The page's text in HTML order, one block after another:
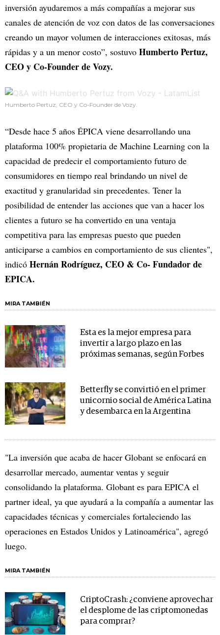
inversión ayudaremos a más compañías a mejorar sus
canales de atención de voz con datos de las conversaciones
creando un mayor volumen de interacciones exitosas, más
rápidas y a un menor costo”, sostuvo Humberto Pertuz,
CEO y Co-Founder de Vozy.
Humberto Pertuz, CEO y Co-Founder de Vozy.
“Desde hace 5 años ÉPICA viene desarrollando una
plataforma 100% propietaria de Machine Learning con la
capacidad de predecir el comportamiento futuro de
consumidores en tiempo real brindando un nivel de
exactitud y granularidad sin precedentes. Tener la
posibilidad de entender las acciones que van a hacer los
clientes a futuro se ha convertido en una ventaja
competitiva para las empresas puesto que pueden
anticiparse a cambios en comportamiento de sus clientes",
indicó Hernán Rodríguez, CEO & Co- Fundador de
EPICA.
MIRA TAMBIÉN
Esta es la mejor empresa para
invertir a largo plazo en las
próximas semanas, según Forbes
Betterfly se convirtió en el primer
unicornio social de América Latina
y desembarca en la Argentina
"La inversión que acaba de hacer Globant se enfocará en
desarrollar mercado, aumentar ventas y seguir
consolidando la plataforma. Globant es para EPICA el
partner ideal, ya que ayudará a la compañía a aumentar las
capacidades técnicas y comerciales fortaleciendo las
operaciones en Estados Unidos y Latinoamérica", agregó
luego.
MIRA TAMBIÉN
CriptoCrash: ¿conviene aprovechar
el desplome de las criptomonedas
para comprar?